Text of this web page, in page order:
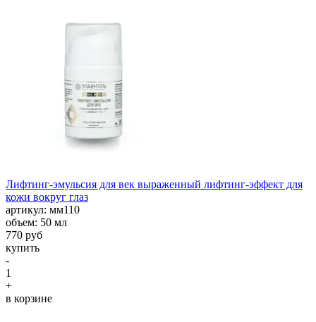
Лифтинг-эмульсия для век выраженный лифтинг-эффект для
кожи вокруг глаз
aртикул: мм110
объем: 50 мл
770 руб
купить
-
1
+
в корзине